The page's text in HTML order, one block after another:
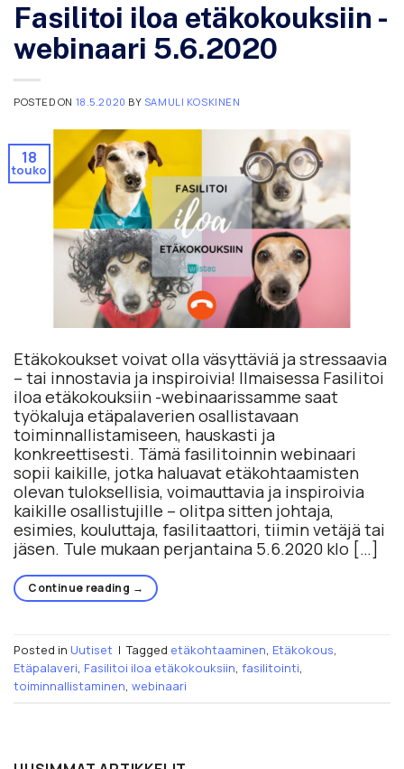
Fasilitoi iloa etäkokouksiin -
webinaari 5.6.2020
POSTED ON 18.5.2020 BY SAMULI KOSKINEN
18
touko
Etäkokoukset voivat olla väsyttäviä ja stressaavia
– tai innostavia ja inspiroivia! Ilmaisessa Fasilitoi
iloa etäkokouksiin -webinaarissamme saat
työkaluja etäpalaverien osallistavaan
toiminnallistamiseen, hauskasti ja
konkreettisesti. Tämä fasilitoinnin webinaari
sopii kaikille, jotka haluavat etäkohtaamisten
olevan tuloksellisia, voimauttavia ja inspiroivia
kaikille osallistujille – olitpa sitten johtaja,
esimies, kouluttaja, fasilitaattori, tiimin vetäjä tai
jäsen. Tule mukaan perjantaina 5.6.2020 klo […]
Continue reading →
Posted in Uutiset | Tagged etäkohtaaminen, Etäkokous,
Etäpalaveri, Fasilitoi iloa etäkokouksiin, fasilitointi,
toiminnallistaminen, webinaari